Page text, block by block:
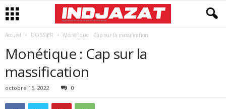
Accueil DOSSIER Monétique : Cap sur la massification
Monétique : Cap sur la
massification
octobre 15, 2022 0